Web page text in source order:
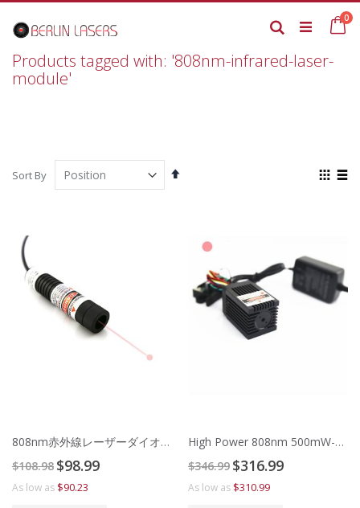
to
Content
0
Search
Products tagged with: '808nm-infrared-laser-
module'
Sort By
Set
View
808nm赤外線レーザーダイオードモジュール
$108.98 Special
Price
$98.99
As low as $90.23
High Power 808nm 500mW-1000mW Infrared Laser Diode Module
$346.99 Special
Price
$316.99
As low as $310.99